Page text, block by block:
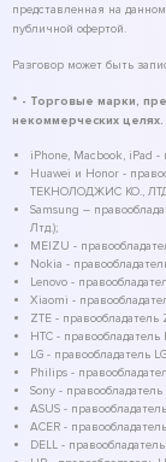
представленная на
публичной офертой.
Разговор может быть
* - Торговые марки,
некоммерческих целях.
iPhone, Macbook, iPad
Huawei и Honor -
ТЕКНОЛОДЖИС КО.,
Samsung –
Лтд.);
MEIZU -
Nokia -
Lenovo -
Xiaomi -
ZTE - правообладатель
HTC -
LG - правообладатель
Philips -
Sony -
ASUS -
ACER -
DELL -